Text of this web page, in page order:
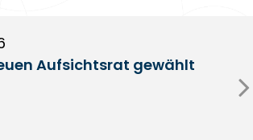
Aufsichtsrat gewählt